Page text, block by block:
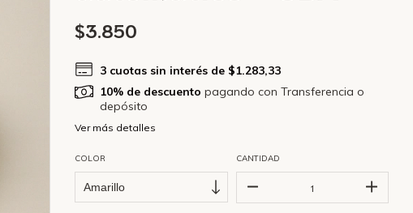
$3.850
3 cuotas sin interés de $1.283,33
10% de descuento pagando con Transferencia o
depósito
Ver más detalles
COLOR CANTIDAD